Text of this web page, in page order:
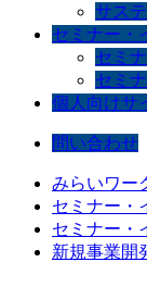
サス
セミナー・
セミ
セミ
個人向けサ
問い合わせ
みらいワー
セミナー・
セミナー・
新規事業開